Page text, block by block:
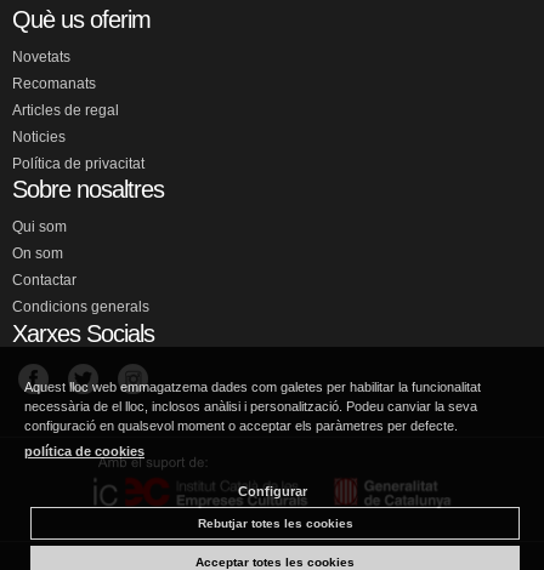
Què us oferim
Novetats
Recomanats
Articles de regal
Noticies
Política de privacitat
Sobre nosaltres
Qui som
On som
Contactar
Condicions generals
Xarxes Socials
Aquest lloc web emmagatzema dades com galetes per habilitar la funcionalitat
necessària de el lloc, inclosos anàlisi i personalització. Podeu canviar la seva
configuració en qualsevol moment o acceptar els paràmetres per defecte.
política de cookies
Configurar
Rebutjar totes les cookies
Acceptar totes les cookies